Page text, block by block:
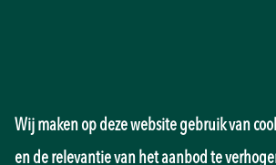
Wij maken op deze website gebruik van
en de relevantie van het aanbod te